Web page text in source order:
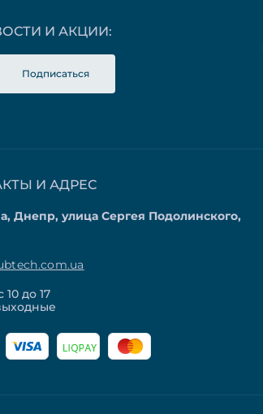
И АКЦИИ:
Подписаться
И АДРЕС
Днепр, улица Сергея Подолинского,
до 17